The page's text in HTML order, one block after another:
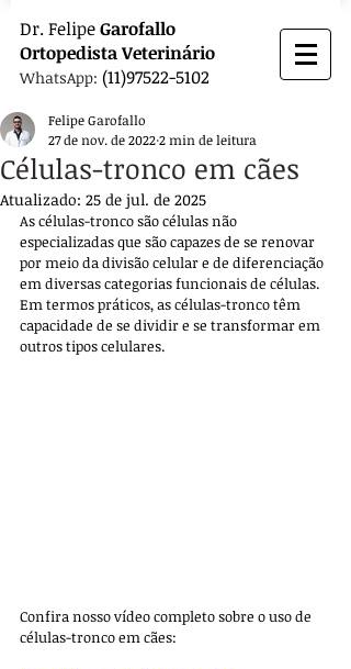
Dr. FelipeGarofallo
OrtopedistaVeterinário
WhatsApp: (11)97522-5102
Células-tronco em cães
Felipe Garofallo
27 de nov. de 20222 min de leitura
Atualizado: 25 de jul. de 2025
As células-tronco são células não
especializadas que são capazes de se renovar
por meio da divisão celular e de diferenciação
em diversas categorias funcionais de células.
Em termos práticos, as células-tronco têm
capacidade de se dividir e se transformar em
outros tipos celulares.
Confira nosso vídeo completo sobre o uso de
células-tronco em cães: